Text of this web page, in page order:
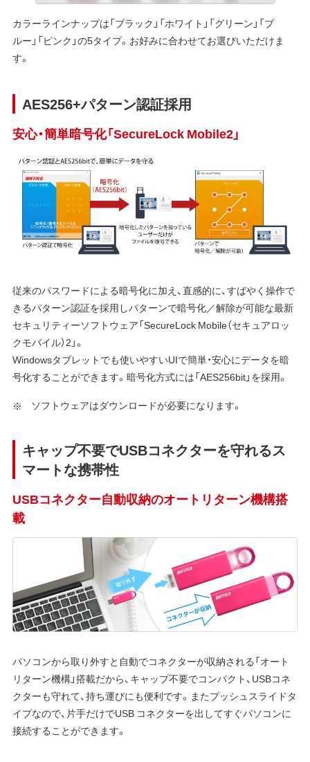
カラーラインナップは「ブラック」「ホワイト」「グリーン」「ブ
ルー」「ピンク」の5タイプ。お好みに合わせてお選びいただけま
す。
AES256+パターン認証採用
安心・簡単暗号化「SecureLock Mobile2」
従来のパスワードによる暗号化に加え、直感的に、すばやく操作で
きるパターン認証を採用しパターンで暗号化／解除が可能な最新
セキュリティーソフトウェア「SecureLock Mobile（セキュアロッ
クモバイル）2」。
Windowsタブレットでも使いやすいUIで簡単・安心にデータを暗
号化することができます。暗号化方式には「AES256bit」を採用。
ソフトウェアはダウンロードが必要になります。
キャップ不要でUSBコネクターを守れるス
マートな携帯性
USBコネクター自動収納のオートリターン機構搭
載
パソコンから取り外すと自動でコネクターが収納される「オート
リターン機構」搭載だから、キャップ不要でコンパクト、USBコネ
クターも守れて、持ち運びにも便利です。またプッシュスライドタ
イプなので、片手だけでUSB コネクターを出してすぐパソコンに
接続することができます。